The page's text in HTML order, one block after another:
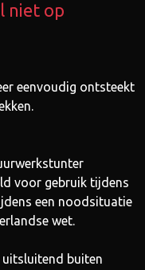
niet op
eenvoudig ontsteekt
voor gebruik tijdens
een noodsituatie
wet.
uitsluitend buiten